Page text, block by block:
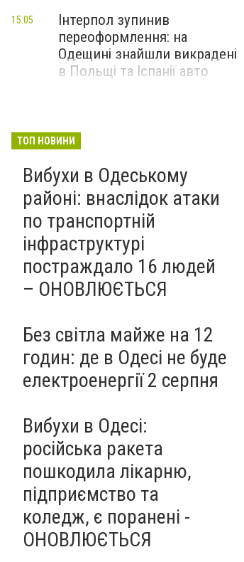
Інтерпол зупинив
переоформлення: на
Одещині знайшли викрадені
в Польщі та Іспанії авто
15:05
ТОП НОВИНИ
Вибухи в Одеському
районі: внаслідок атаки
по транспортній
інфраструктурі
постраждало 16 людей
– ОНОВЛЮЄТЬСЯ
Без світла майже на 12
годин: де в Одесі не буде
електроенергії 2 серпня
Вибухи в Одесі:
російська ракета
пошкодила лікарню,
підприємство та
коледж, є поранені -
ОНОВЛЮЄТЬСЯ